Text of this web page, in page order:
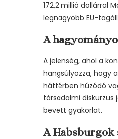
172,2 millió dollárral
legnagyobb EU-
A
A jelenség, ahol a
hangsúlyozza, hogy
háttérben húzódó
társadalmi diskurzus
bevett gyakorlat.
A Habsburgok